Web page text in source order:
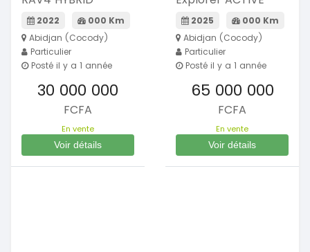
2022
000 Km
Abidjan (Cocody)
Particulier
Posté il y a 1 année
30 000 000
FCFA
En vente
Voir détails
2025
000 Km
Abidjan (Cocody)
Particulier
Posté il y a 1 année
65 000 000
FCFA
En vente
Voir détails